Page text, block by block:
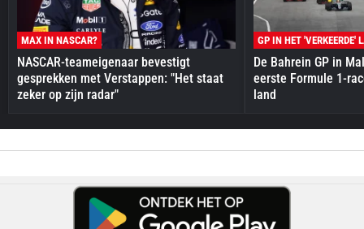
MAX IN NASCAR?
NASCAR-teameigenaar bevestigt
gesprekken met Verstappen: "Het staat
zeker op zijn radar"
GP IN HET 'VERKEERDE'
De Bahrein GP in
eerste Formule 1-
land